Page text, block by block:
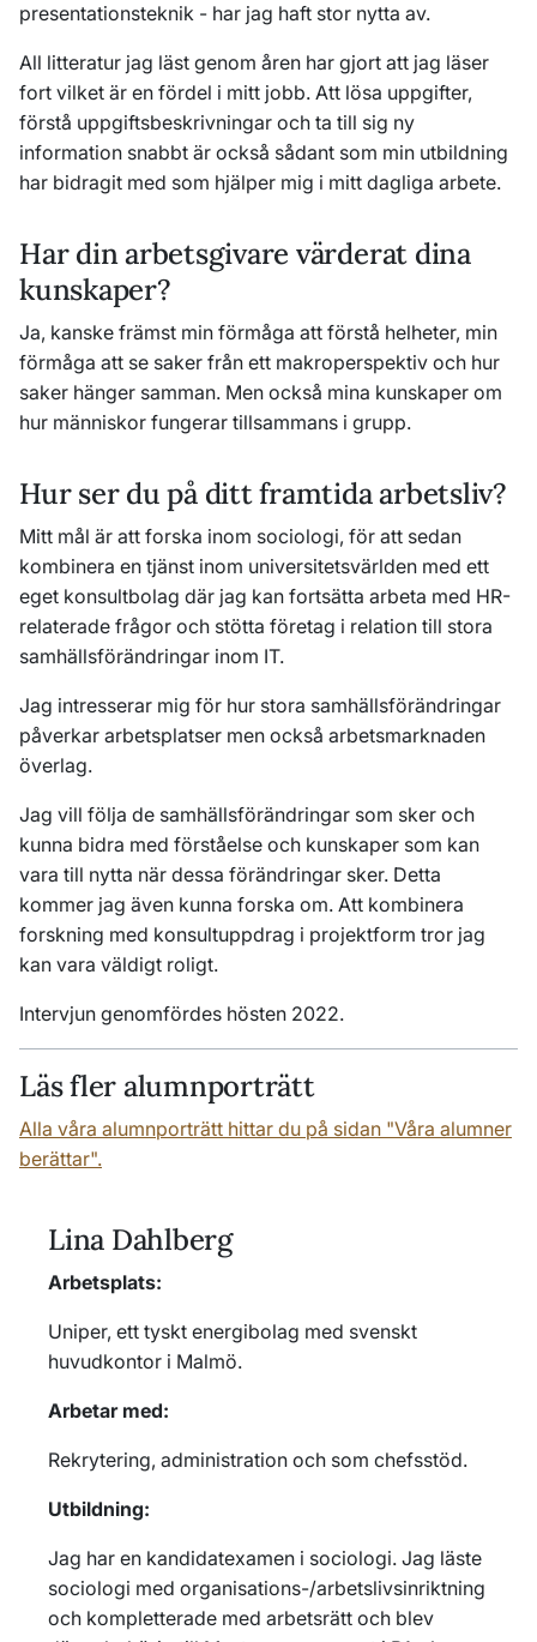
presentationsteknik - har jag haft stor nytta av.
All litteratur jag läst genom åren har gjort att jag läser
fort vilket är en fördel i mitt jobb. Att lösa uppgifter,
förstå uppgiftsbeskrivningar och ta till sig ny
information snabbt är också sådant som min utbildning
har bidragit med som hjälper mig i mitt dagliga arbete.
Har din arbetsgivare värderat dina
kunskaper?
Ja, kanske främst min förmåga att förstå helheter, min
förmåga att se saker från ett makroperspektiv och hur
saker hänger samman. Men också mina kunskaper om
hur människor fungerar tillsammans i grupp.
Hur ser du på ditt framtida arbetsliv?
Mitt mål är att forska inom sociologi, för att sedan
kombinera en tjänst inom universitetsvärlden med ett
eget konsultbolag där jag kan fortsätta arbeta med HR-
relaterade frågor och stötta företag i relation till stora
samhällsförändringar inom IT.
Jag intresserar mig för hur stora samhällsförändringar
påverkar arbetsplatser men också arbetsmarknaden
överlag.
Jag vill följa de samhällsförändringar som sker och
kunna bidra med förståelse och kunskaper som kan
vara till nytta när dessa förändringar sker. Detta
kommer jag även kunna forska om. Att kombinera
forskning med konsultuppdrag i projektform tror jag
kan vara väldigt roligt.
Intervjun genomfördes hösten 2022.
Läs fler alumnporträtt
Alla våra alumnporträtt hittar du på sidan "Våra alumner
berättar".
Lina Dahlberg
Arbetsplats:
Uniper, ett tyskt energibolag med svenskt
huvudkontor i Malmö.
Arbetar med:
Rekrytering, administration och som chefsstöd.
Utbildning:
Jag har en kandidatexamen i sociologi. Jag läste
sociologi med organisations-/arbetslivsinriktning
och kompletterade med arbetsrätt och blev